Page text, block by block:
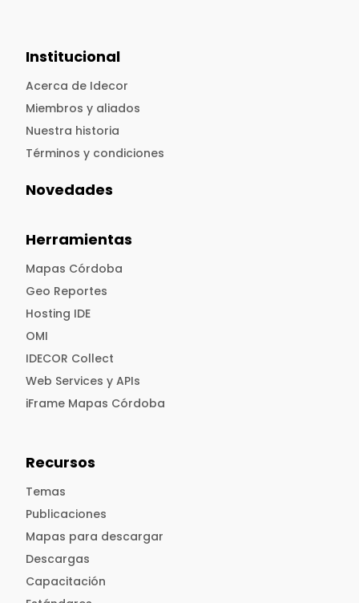
Institucional
Acerca de Idecor
Miembros y aliados
Nuestra historia
Términos y condiciones
Novedades
Herramientas
Mapas Córdoba
Geo Reportes
Hosting IDE
OMI
IDECOR Collect
Web Services y APIs
iFrame Mapas Córdoba
Recursos
Temas
Publicaciones
Mapas para descargar
Descargas
Capacitación